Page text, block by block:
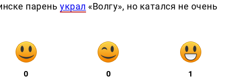
пареньукрал «Волгу», но катался не очень
0 0 1